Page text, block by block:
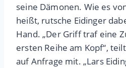
seine Dämonen. Wie es
heißt, rutsche Eidinger
Hand. „Der Griff traf eine
ersten Reihe am Kopf“,
auf Anfrage mit. „Lars